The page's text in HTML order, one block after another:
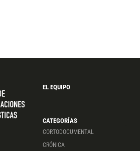
EL EQUIPO
CATEGORÍAS
CORTODOCUMENTAL
CRÓNICA